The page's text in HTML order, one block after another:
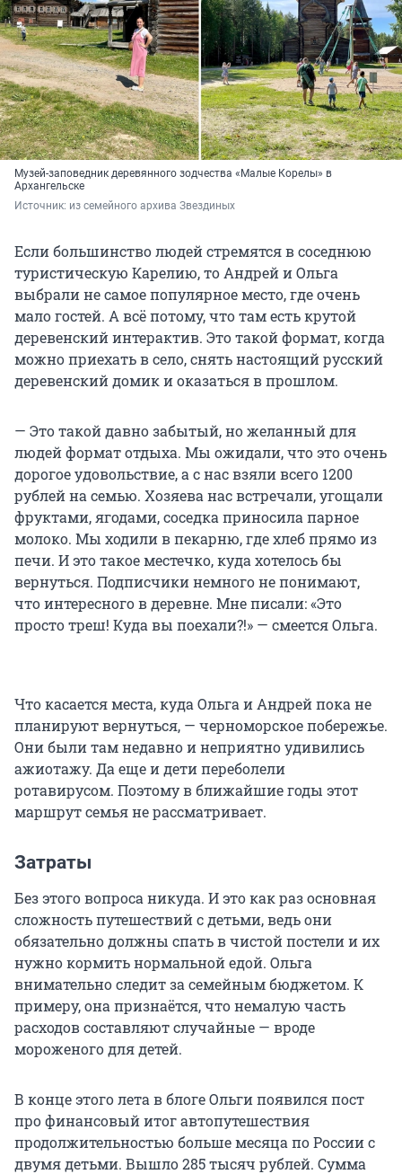
Музей-заповедник деревянного зодчества «Малые Корелы» в
Архангельске
Источник: из семейного архива Звездиных
Если большинство людей стремятся в соседнюю
туристическую Карелию, то Андрей и Ольга
выбрали не самое популярное место, где очень
мало гостей. А всё потому, что там есть крутой
деревенский интерактив. Это такой формат, когда
можно приехать в село, снять настоящий русский
деревенский домик и оказаться в прошлом.
— Это такой давно забытый, но желанный для
людей формат отдыха. Мы ожидали, что это очень
дорогое удовольствие, а с нас взяли всего 1200
рублей на семью. Хозяева нас встречали, угощали
фруктами, ягодами, соседка приносила парное
молоко. Мы ходили в пекарню, где хлеб прямо из
печи. И это такое местечко, куда хотелось бы
вернуться. Подписчики немного не понимают,
что интересного в деревне. Мне писали: «Это
просто треш! Куда вы поехали?!» — смеется Ольга.
Что касается места, куда Ольга и Андрей пока не
планируют вернуться, — черноморское побережье.
Они были там недавно и неприятно удивились
ажиотажу. Да еще и дети переболели
ротавирусом. Поэтому в ближайшие годы этот
маршрут семья не рассматривает.
Затраты
Без этого вопроса никуда. И это как раз основная
сложность путешествий с детьми, ведь они
обязательно должны спать в чистой постели и их
нужно кормить нормальной едой. Ольга
внимательно следит за семейным бюджетом. К
примеру, она признаётся, что немалую часть
расходов составляют случайные — вроде
мороженого для детей.
В конце этого лета в блоге Ольги появился пост
про финансовый итог автопутешествия
продолжительностью больше месяца по России с
двумя детьми. Вышло 285 тысяч рублей. Сумма